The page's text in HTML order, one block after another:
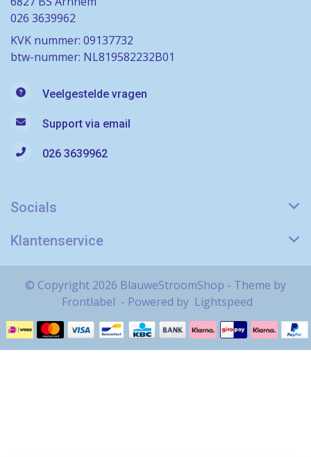
026 3639962
KVK nummer: 09137732
btw-nummer: NL819582232B01
Veelgestelde vragen
Support via email
026 3639962
Socials
Klantenservice
© Copyright 2026 BlauweStroomShop - Theme by
Frontlabel - Powered by Lightspeed